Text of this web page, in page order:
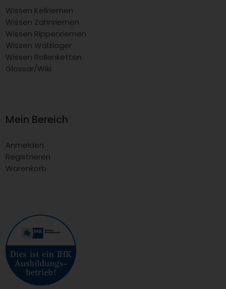
Wissen Keilriemen
Wissen Zahnriemen
Wissen Rippenriemen
Wissen Wälzlager
Wissen Rollenketten
Glossar/Wiki
Mein Bereich
Anmelden
Registrieren
Warenkorb